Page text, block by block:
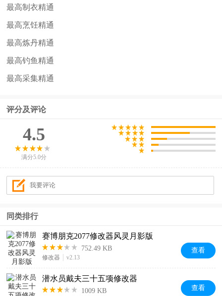
最高制衣精通
最高烹饪精通
最高炼丹精通
最高钓鱼精通
最高采集精通
评分及评论
4.5
满分5.0分
同类排行
赛博朋克2077修改器风灵月影版
752.49 KB
修改器 v2.13
查看
潜水员戴夫三十五项修改器
1009 KB 查看